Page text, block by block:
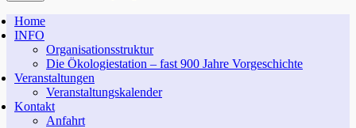
Home
INFO
Organisationsstruktur
Die Ökologiestation – fast 900 Jahre Vorgeschichte
Veranstaltungen
Veranstaltungskalender
Kontakt
Anfahrt